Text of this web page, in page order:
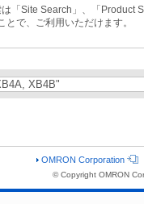
「Site Search」、「Product
で、ご利用いただけます。
OMRON Corporation
© Copyright OMRON